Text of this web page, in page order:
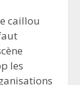
caillou
les